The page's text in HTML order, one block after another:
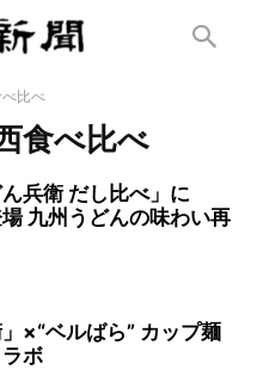
比べ
食べ比べ
ん兵衛 だし比べ」に
場 九州うどんの味わい再
」×“ベルばら” カップ麺
ボ